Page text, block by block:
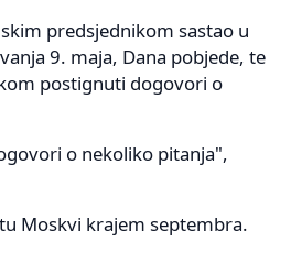
predsjednikom sastao u
9. maja, Dana pobjede, te
postignuti dogovori o
o nekoliko pitanja",
Moskvi krajem septembra.